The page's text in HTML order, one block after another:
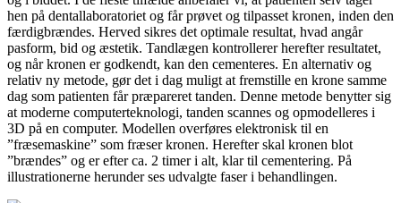
hen på dentallaboratoriet og får prøvet og tilpasset kronen, inden den
færdigbrændes. Herved sikres det optimale resultat, hvad angår
pasform, bid og æstetik. Tandlægen kontrollerer herefter resultatet,
og når kronen er godkendt, kan den cementeres. En alternativ og
relativ ny metode, gør det i dag muligt at fremstille en krone samme
dag som patienten får præpareret tanden. Denne metode benytter sig
at moderne computerteknologi, tanden scannes og opmodelleres i
3D på en computer. Modellen overføres elektronisk til en
”fræsemaskine” som fræser kronen. Herefter skal kronen blot
”brændes” og er efter ca. 2 timer i alt, klar til cementering. På
illustrationerne herunder ses udvalgte faser i behandlingen.